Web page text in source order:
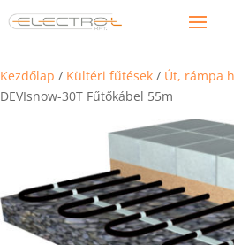
Kezdőlap / Kültéri fűtések / Út, rámpa
DEVIsnow-30T Fűtőkábel 55m